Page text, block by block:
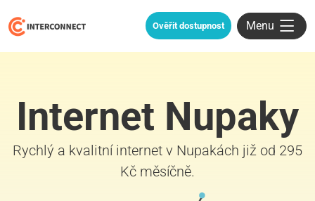
Ověřit dostupnost Menu
Internet Nupaky
Rychlý a kvalitní internet v Nupakách již od 295
Kč měsíčně.